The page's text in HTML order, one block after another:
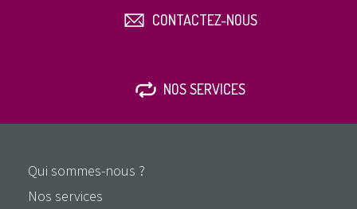
CONTACTEZ-NOUS
NOS SERVICES
Qui sommes-nous ?
Nos services